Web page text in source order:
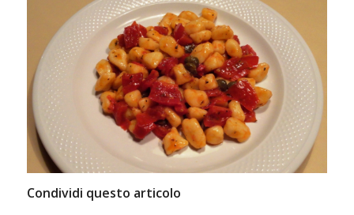
Condividi questo articolo